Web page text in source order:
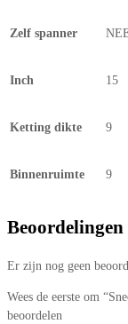
Zelf spanner
Inch 15
Ketting dikte 9
Binnenruimte 9
Beoordelingen
Er zijn nog geen
Wees de eerste om
beoordelen